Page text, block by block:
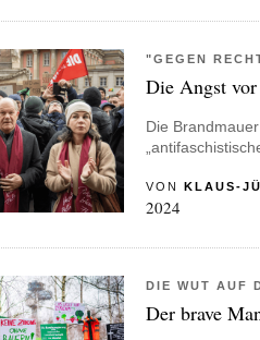
"GEGEN
Die Angst
Die
VON KLAUS-
2024
DIE WUT AUF
Der brave